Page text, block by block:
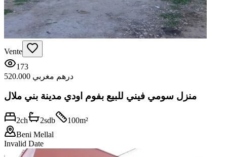
Vente
173
520.000 درهم مغربي
منزل سومي فيني للبيع بفوم اودي مدينة بني ملال
2ch 2sdb 100m²
Beni Mellal
Invalid Date